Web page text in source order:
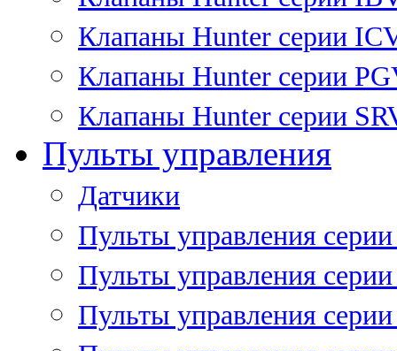
Клапаны Hunter серии
Клапаны Hunter серии
Клапаны Hunter серии
Пульты управления
Датчики
Пульты управления
Пульты управления
Пульты управления